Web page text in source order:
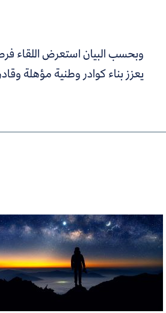
وبحسب البيان استعرض اللقاء
يعزز بناء كوادر وطنية مؤهلة